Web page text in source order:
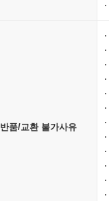
반품/교환 불가사유